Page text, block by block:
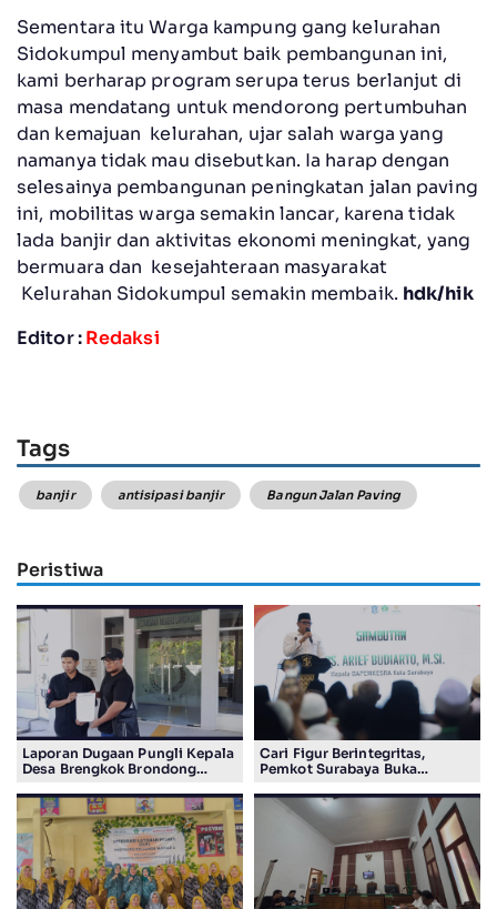
Sementara itu Warga kampung gang kelurahan
Sidokumpul menyambut baik pembangunan ini,
kami berharap program serupa terus berlanjut di
masa mendatang untuk mendorong pertumbuhan
dan kemajuan kelurahan, ujar salah warga yang
namanya tidak mau disebutkan. Ia harap dengan
selesainya pembangunan peningkatan jalan paving
ini, mobilitas warga semakin lancar, karena tidak
lada banjir dan aktivitas ekonomi meningkat, yang
bermuara dan kesejahteraan masyarakat
Kelurahan Sidokumpul semakin membaik. hdk/hik
Editor :Redaksi
Tags
banjir antisipasi banjir Bangun Jalan Paving
Peristiwa
Laporan Dugaan Pungli Kepala
Desa Brengkok Brondong
Lamongan
Cari Figur Berintegritas,
Pemkot Surabaya Buka
BAZNAS Periode 2026–2031